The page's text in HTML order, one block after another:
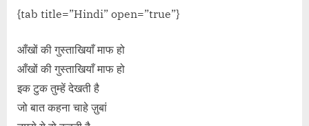
{tab title=”Hindi” open=”true”}
आँखों की गुस्ताखियाँ माफ हो
आँखों की गुस्ताखियाँ माफ हो
इक टुक तुम्हें देखती है
जो बात कहना चाहे ज़ुबां